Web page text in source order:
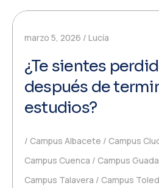
marzo 5, 2026 Lucía
¿Te sientes
después de
estudios?
Campus Albacete
Campus
Campus Cuenca
Campus
Campus Talavera
Campus